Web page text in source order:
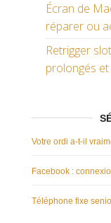
Écran de
réparer ou
Retrigger
prolongés
Votre ordi a-t-il
Facebook :
Téléphone fixe